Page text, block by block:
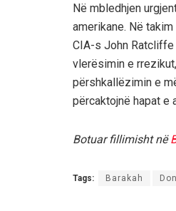
Në mbledhjen
amerikane. Në
CIA-s John Ratcliffe
vlerësimin e
përshkallëzimin e
përcaktojnë hapat e
Botuar fillimisht në
Tags: Barakah